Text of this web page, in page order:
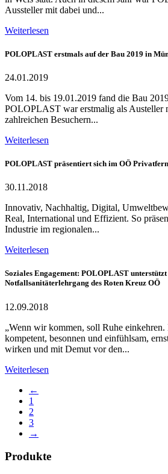
Aussteller mit dabei und...
Weiterlesen
POLOPLAST erstmals auf der Bau 2019 in
24.01.2019
Vom 14. bis 19.01.2019 fand die Bau
POLOPLAST war erstmalig als Austeller
zahlreichen Besuchern...
Weiterlesen
POLOPLAST präsentiert sich im OÖ
30.11.2018
Innovativ, Nachhaltig, Digital,
Real, International und Effizient. So
Industrie im regionalen...
Weiterlesen
Soziales Engagement: POLOPLAST unterstützt
Notfallsanitäterlehrgang des Roten Kreuz OÖ
12.09.2018
„Wenn wir kommen, soll Ruhe
kompetent, besonnen und einfühlsam,
wirken und mit Demut vor den...
Weiterlesen
←
1
2
3
→
Produkte